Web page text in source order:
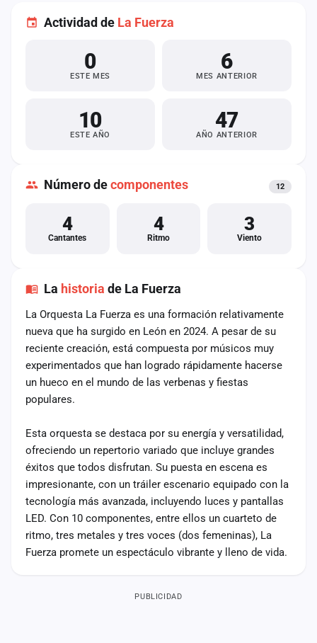
Actividad de La Fuerza
0
ESTE MES
6
MES ANTERIOR
10
ESTE AÑO
47
AÑO ANTERIOR
Número decomponentes 12
4
Cantantes
4
Ritmo
3
Viento
La historia de La Fuerza
La Orquesta La Fuerza es una formación relativamente
nueva que ha surgido en León en 2024. A pesar de su
reciente creación, está compuesta por músicos muy
experimentados que han logrado rápidamente hacerse
un hueco en el mundo de las verbenas y fiestas
populares.
Esta orquesta se destaca por su energía y versatilidad,
ofreciendo un repertorio variado que incluye grandes
éxitos que todos disfrutan. Su puesta en escena es
impresionante, con un tráiler escenario equipado con la
tecnología más avanzada, incluyendo luces y pantallas
LED. Con 10 componentes, entre ellos un cuarteto de
ritmo, tres metales y tres voces (dos femeninas), La
Fuerza promete un espectáculo vibrante y lleno de vida.
PUBLICIDAD